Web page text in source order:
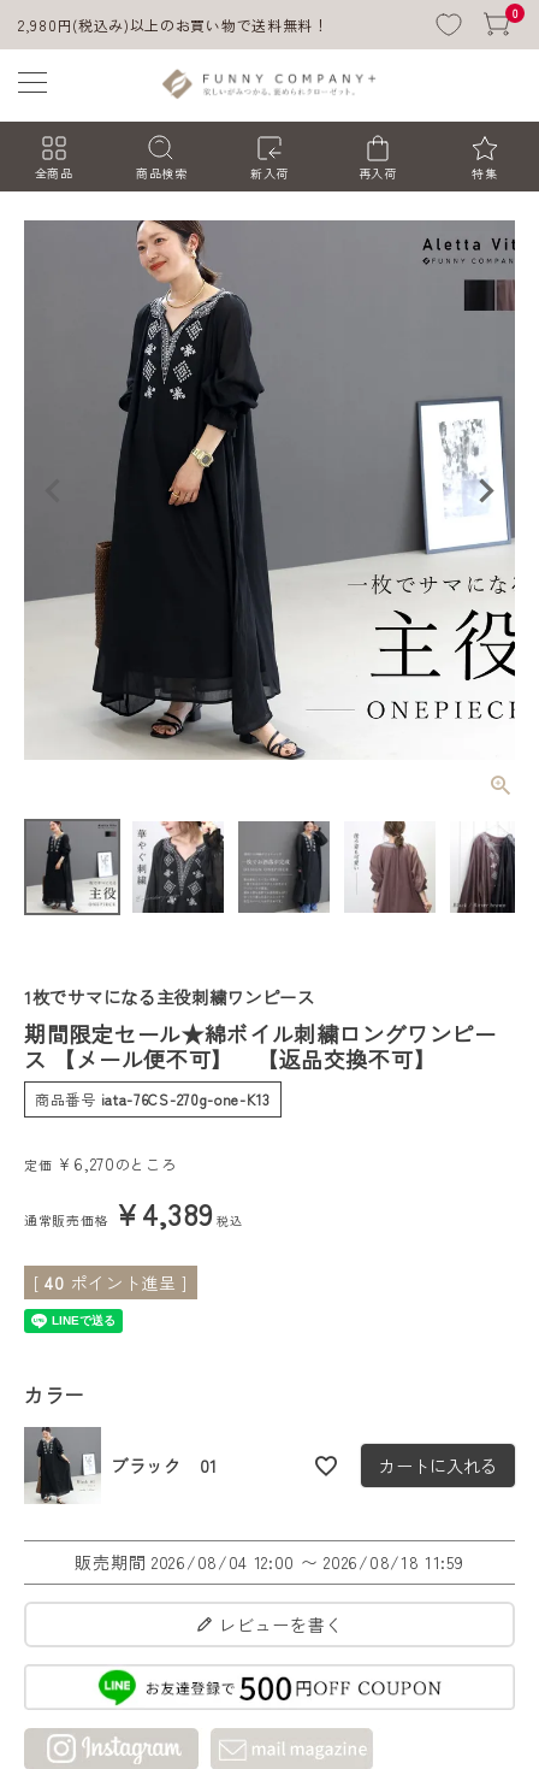
2,980円(税込み)以上のお買い物で送料無料！
0
全商品 商品検索 新入荷 再入荷 特集
ACCOUNT MENU
ようこそ ゲスト 様
会員登録
期間限定セー
ル★綿ボイル
【メール便不
可】 【返品
交換不可】
ファッション雑貨
1枚でサマになる主役刺繍ワンピース
期間限定セール★綿ボイル刺繍ロングワンピー
ス 【メール便不可】 【返品交換不可】
商品番号 iata-76CS-270g-one-K13
定価 ¥ 6,270のところ
通常販売価格 ¥4,389 税込
[ 40 ポイント進呈 ]
カラー
ブラック 01 カートに入れる
販売期間 2026/08/04 12:00 〜 2026/08/18 11:59
レビューを書く